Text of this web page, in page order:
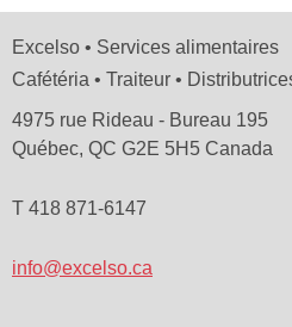
Excelso • Services alimentaires
Cafétéria • Traiteur •
4975 rue Rideau - Bureau 195
Québec, QC G2E 5H5 Canada
T 418 871-6147
info@excelso.ca